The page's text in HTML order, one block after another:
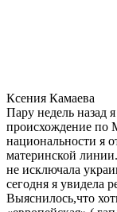
Ксения Камаева
Пару недель назад
происхождение по
национальности я
материнской
не исключала
сегодня я увидела
Выяснилось,что